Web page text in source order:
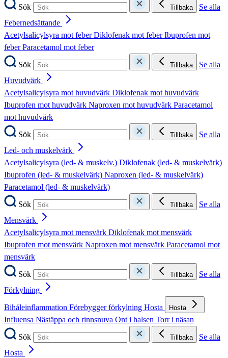
Sök
Tillbaka
Se alla
Febernedsättande
Acetylsalicylsyra mot feberDiklofenak mot feberIbuprofen mot
feberParacetamol mot feber
Sök
Tillbaka
Se alla
Huvudvärk
Acetylsalicylsyra mot huvudvärk Diklofenak mot huvudvärk
Ibuprofen mot huvudvärk Naproxen mot huvudvärk Paracetamol
mot huvudvärk
Sök
Tillbaka
Se alla
Led- och muskelvärk
Acetylsalicylsyra (led- & muskelv.) Diklofenak (led- & muskelvärk)
Ibuprofen (led- & muskelvärk) Naproxen (led- & muskelvärk)
Paracetamol (led- & muskelvärk)
Sök
Tillbaka
Se alla
Mensvärk
Acetylsalicylsyra mot mensvärk Diklofenak mot mensvärk
Ibuprofen mot mensvärk Naproxen mot mensvärk Paracetamol mot
mensvärk
Sök
Tillbaka
Se alla
Förkylning
Bihåleinflammation Förebygger förkylning Hosta Hosta
Influensa Nästäppa och rinnsnuva Ont i halsen Torr i näsan
Sök
Tillbaka
Se alla
Hosta